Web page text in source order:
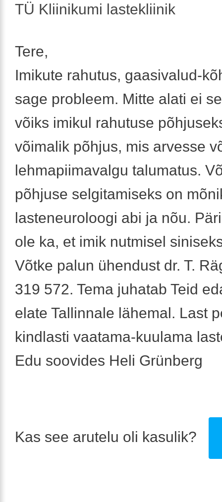
TÜ Kliinikumi lastekliinik
Tere,
Imikute rahutus, gaasivalud-
sage probleem. Mitte alati ei
võiks imikul rahutuse
võimalik põhjus, mis arvesse
lehmapiimavalgu talumatus.
põhjuse selgitamiseks on
lasteneuroloogi abi ja nõu.
ole ka, et imik nutmisel
Võtke palun ühendust dr. T.
319 572. Tema juhatab Teid
elate Tallinnale lähemal. Last
kindlasti vaatama-kuulama
Edu soovides Heli Grünberg
Kas see arutelu oli kasulik?